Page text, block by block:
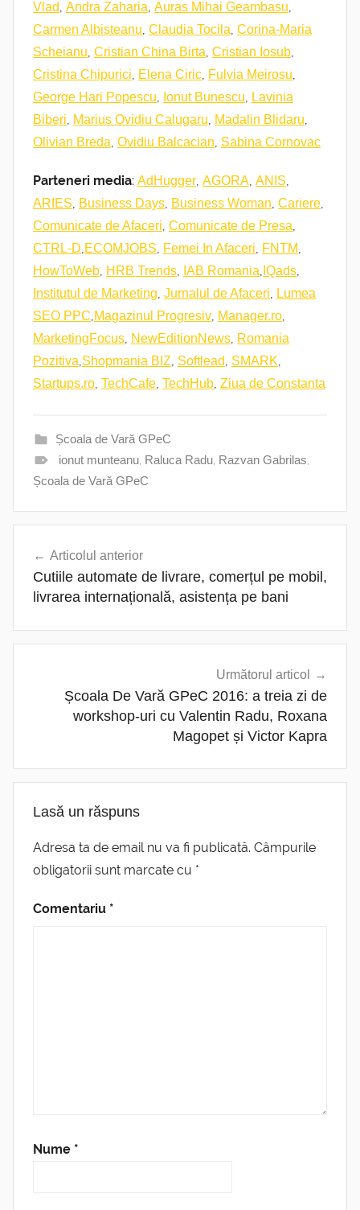
Vlad, Andra Zaharia, Auras Mihai Geambasu,
Carmen Albisteanu, Claudia Tocila, Corina-Maria
Scheianu, Cristian China Birta, Cristian Iosub,
Cristina Chipurici, Elena Ciric, Fulvia Meirosu,
George Hari Popescu, Ionut Bunescu, Lavinia
Biberi, Marius Ovidiu Calugaru, Madalin Blidaru,
Olivian Breda, Ovidiu Balcacian, Sabina Cornovac
Parteneri media: AdHugger, AGORA, ANIS,
ARIES, Business Days, Business Woman, Cariere,
Comunicate de Afaceri, Comunicate de Presa,
CTRL-D,ECOMJOBS, Femei In Afaceri, FNTM,
HowToWeb, HRB Trends, IAB Romania, IQads,
Institutul de Marketing, Jurnalul de Afaceri, Lumea
SEO PPC,Magazinul Progresiv, Manager.ro,
MarketingFocus, NewEditionNews, Romania
Pozitiva,Shopmania BIZ, Softlead, SMARK,
Startups.ro, TechCafe, TechHub, Ziua de Constanta
Școala de Vară GPeC
ionut munteanu, Raluca Radu, Razvan Gabrilas,
Școala de Vară GPeC
articole
Articolul anterior
Cutiile automate de livrare, comerțul pe mobil,
livrarea internațională, asistența pe bani
Următorul articol
Școala De Vară GPeC 2016: a treia zi de
workshop-uri cu Valentin Radu, Roxana
Magopet și Victor Kapra
Lasă un răspuns
Adresa ta de email nu va fi publicată. Câmpurile
obligatorii sunt marcate cu *
Comentariu *
Nume *